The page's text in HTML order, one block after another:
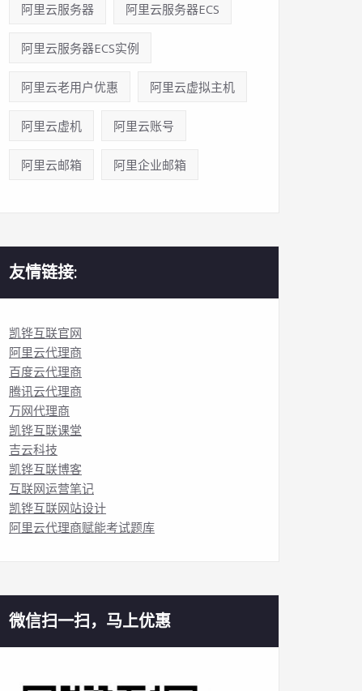
阿里云服务器 阿里云服务器ECS
阿里云服务器ECS实例
阿里云老用户优惠 阿里云虚拟主机
阿里云虚机 阿里云账号
阿里云邮箱 阿里企业邮箱
友情链接:
凯铧互联官网
阿里云代理商
百度云代理商
腾讯云代理商
万网代理商
凯铧互联课堂
吉云科技
凯铧互联博客
互联网运营笔记
凯铧互联网站设计
阿里云代理商赋能考试题库
微信扫一扫，马上优惠